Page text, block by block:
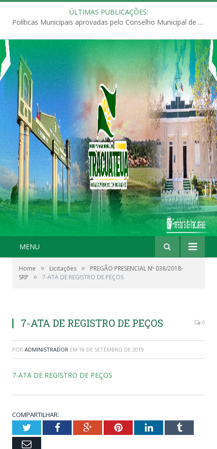
ÚLTIMAS PUBLICAÇÕES:
Políticas Municipais aprovadas pelo Conselho Municipal de Educação (CME)
MENU
Home » Licitações »
PREGÃO PRESENCIAL Nº 038/2018-
SRP
» 7-ATA DE REGISTRO DE PEÇOS
7-ATA DE REGISTRO DE PEÇOS 0
POR ADMINISTRADOR EM 18 DE SETEMBRO DE 2019
7-ATA DE REGISTRO DE PEÇOS
COMPARTILHAR:
TwitterFacebookGoogle+PinterestLinkedInTumblr
Email